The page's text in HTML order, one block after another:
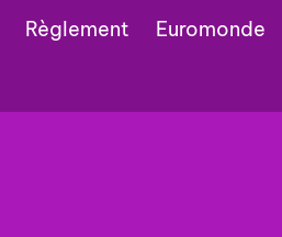
Règlement Euromonde